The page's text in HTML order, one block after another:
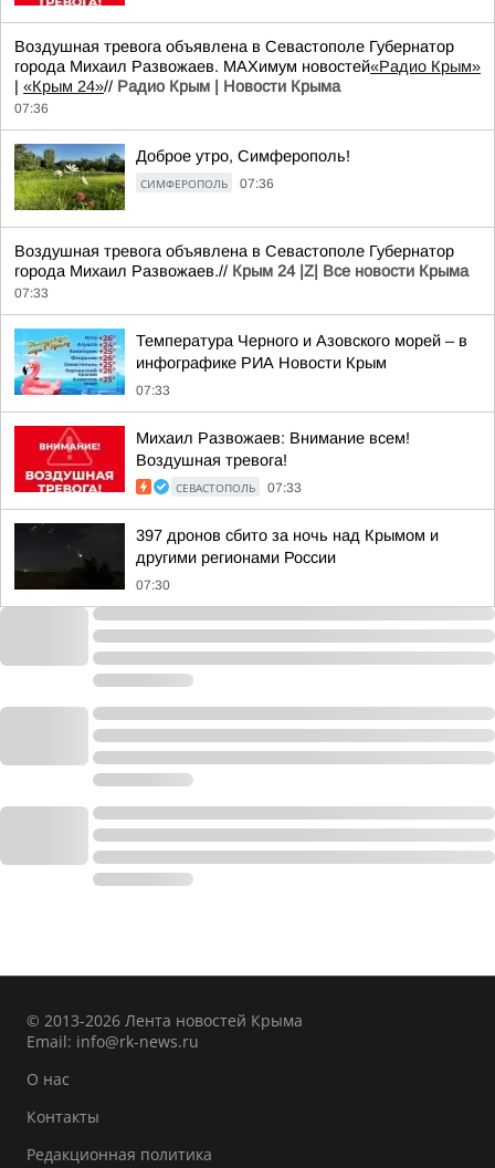
Воздушная тревога объявлена в Севастополе Губернатор
города Михаил Развожаев. MAXимум новостей«Радио Крым»
| «Крым 24»// Радио Крым | Новости Крыма
07:36
Доброе утро, Симферополь!
СИМФЕРОПОЛЬ 07:36
Воздушная тревога объявлена в Севастополе Губернатор
города Михаил Развожаев.// Крым 24 |Z| Все новости Крыма
07:33
Температура Черного и Азовского морей – в
инфографике РИА Новости Крым
07:33
Михаил Развожаев: Внимание всем!
Воздушная тревога!
СЕВАСТОПОЛЬ 07:33
397 дронов сбито за ночь над Крымом и
другими регионами России
07:30
© 2013-2026 Лента новостей Крыма
Email: info@rk-news.ru
О нас
Контакты
Редакционная политика